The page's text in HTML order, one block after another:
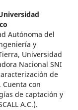
Autónoma del
y
Universidad
Nacional SNI
de
con
de captación y
A.C.).